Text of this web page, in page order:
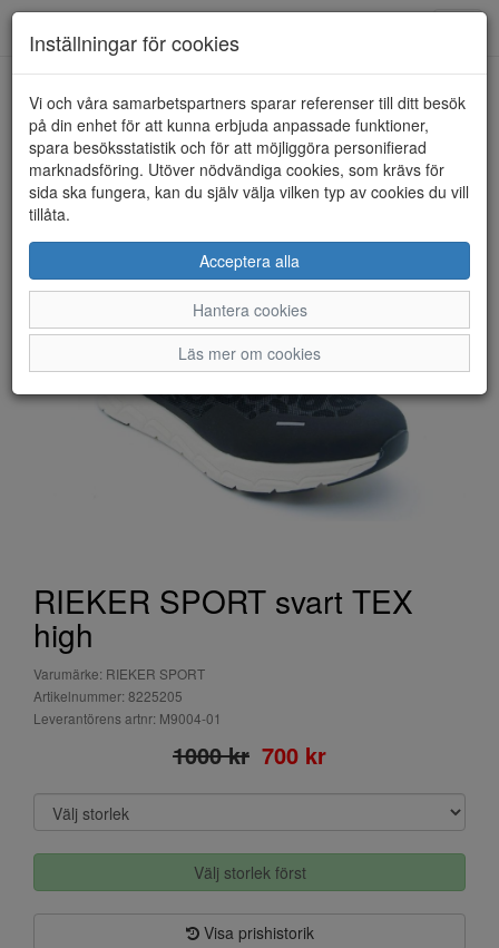
HEM RIEKER SPORT
RIEKER SPORT svart TEX
high
Varumärke: RIEKER SPORT
Artikelnummer: 8225205
Leverantörens artnr: M9004-01
1000 kr 700 kr
Välj storlek först
Visa prishistorik
Inställningar för cookies
Vi och våra samarbetspartners sparar referenser till ditt besök
på din enhet för att kunna erbjuda anpassade funktioner,
spara besöksstatistik och för att möjliggöra personifierad
marknadsföring. Utöver nödvändiga cookies, som krävs för
sida ska fungera, kan du själv välja vilken typ av cookies du vill
tillåta.
Acceptera alla
Hantera cookies
Läs mer om cookies